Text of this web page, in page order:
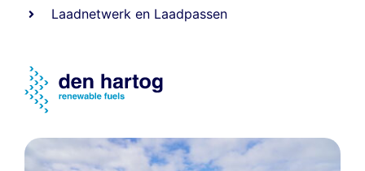
Laadnetwerk en Laadpassen